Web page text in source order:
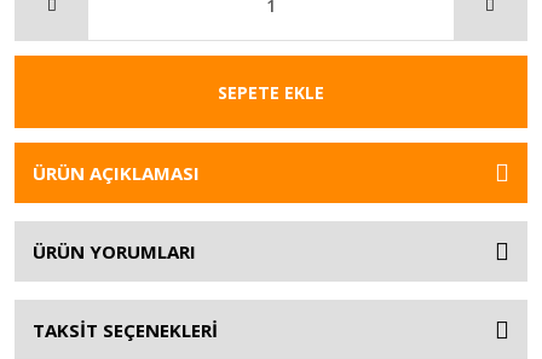
SEPETE EKLE
ÜRÜN AÇIKLAMASI
ÜRÜN YORUMLARI
TAKSİT SEÇENEKLERİ